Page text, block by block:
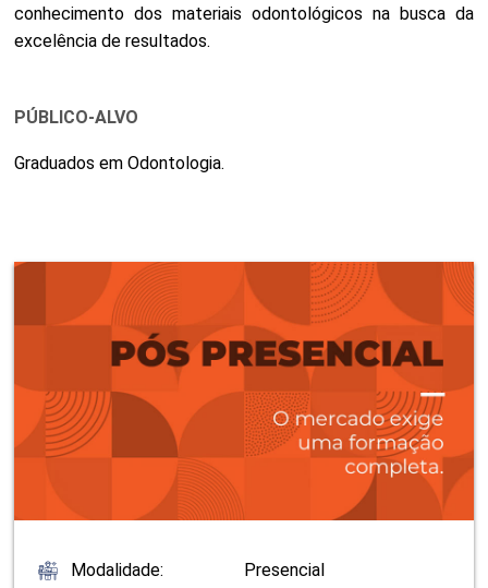
Modalidade: Presencial
conhecimento dos materiais odontológicos na busca da
excelência de resultados.
PÚBLICO-ALVO
Graduados em Odontologia.